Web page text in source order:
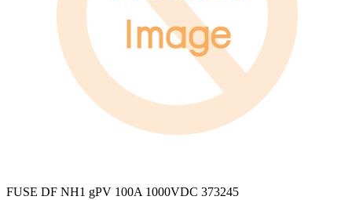
FUSE DF NH1 gPV 100A 1000VDC 373245